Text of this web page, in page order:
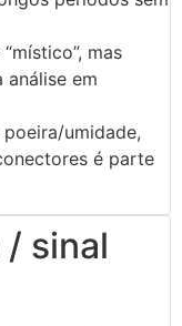
mas
em
umidade,
é parte
sinal